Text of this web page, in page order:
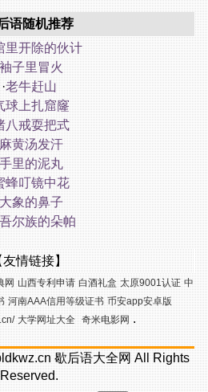
语随机推荐
里开除的伙计
子里冒火
·老牛赶山
球上扎窟窿
八戒耍把式
黄汤发汗
里的泥丸
蜂叮镜中花
象的鼻子
尔族的朵帕
友情链接】
网 山西专利申请 白酒礼盒 太原9001认证 中
河南AAA信用等级证书 币安app安卓版
大学网址大全 奇米电影网.
歇后语大全网All Rights
Reserved.